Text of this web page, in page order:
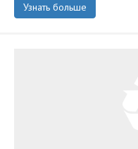
Узнать больше